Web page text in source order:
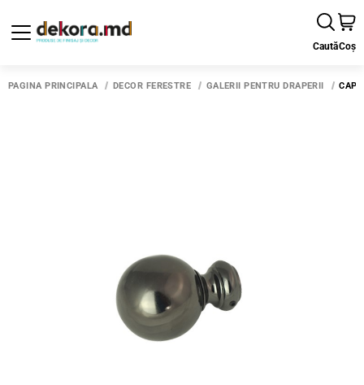
CautăCoș
PAGINA PRINCIPALĂ DECOR FERESTRE GALERII PENTRU DRAPERII CAP